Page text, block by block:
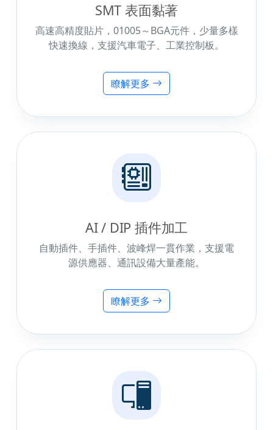
SMT 表面黏著
高速高精度貼片，01005～BGA元件，少量多樣
快速換線，支援汽車電子、工業控制板。
瞭解更多
AI / DIP 插件加工
自動插件、手插件、波峰焊一貫作業，支援電
源供應器、通訊設備大量產能。
瞭解更多